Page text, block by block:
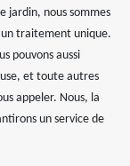
jardin, nous sommes
un traitement unique.
pouvons aussi
et toute autres
appeler. Nous, la
un service de